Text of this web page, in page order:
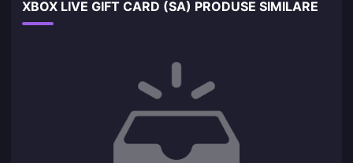
XBOX LIVE GIFT CARD (SA) PRODUSE SIMILARE